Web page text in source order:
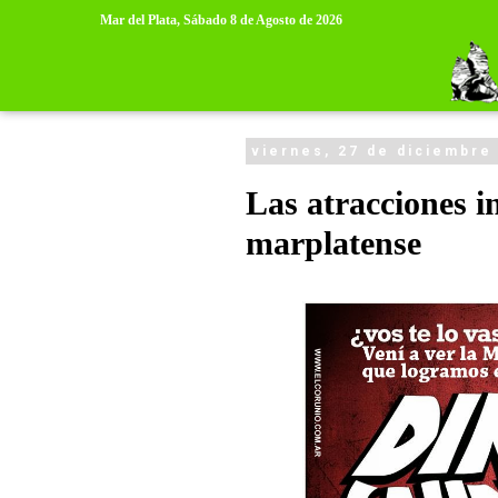
Mar del Plata, Sábado 8 de Agosto de 2026
viernes, 27 de diciembre
Las atracciones
marplatense